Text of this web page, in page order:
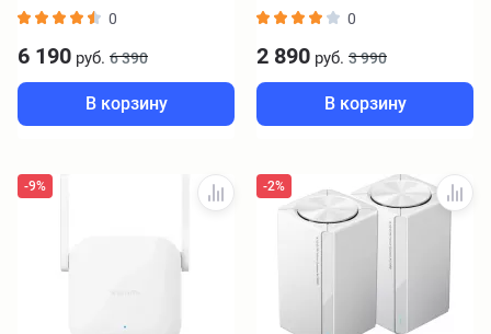
0
6 190 руб. 6 390
В корзину
0
2 890 руб. 3 990
В корзину
-9% -2%